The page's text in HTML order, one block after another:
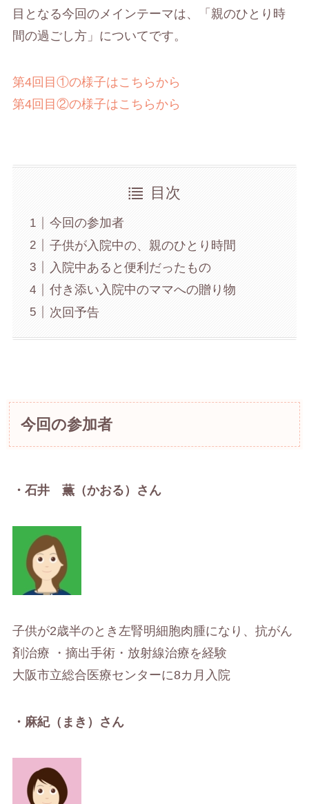
目となる今回のメインテーマは、「親のひとり時
間の過ごし方」についてです。
第4回目①の様子はこちらから
第4回目②の様子はこちらから
目次
今回の参加者
子供が入院中の、親のひとり時間
入院中あると便利だったもの
付き添い入院中のママへの贈り物
次回予告
今回の参加者
・石井 薫（かおる）さん
子供が2歳半のとき左腎明細胞肉腫になり、抗がん
剤治療 ・摘出手術・放射線治療を経験
大阪市立総合医療センターに8カ月入院
・麻紀（まき）さん